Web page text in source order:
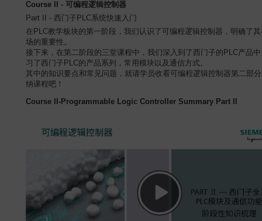
Course II - 可编程逻辑控制器
Part II - 西门子PLC系统快速入门
在PLC教学板块的第一阶段，我们认识了可编程逻辑控制器，明确了
场的重要性。
接下来，在第二阶段的三堂课程中，我们深入到了西门子的PLC产品
习了西门子PLC的产品系列，常用模块以及通信方式。
其中的知识要点和常见问题，就请学员收看可编程逻辑控制器第二部
纳课程吧！
Course II-Programmable Logic Controller Summary Part II